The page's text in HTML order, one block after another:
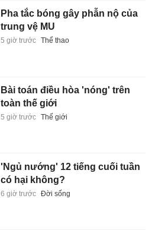
Pha tắc bóng gây phẫn nộ của
trung vệ MU
5 giờ trước Thể thao
Bài toán điều hòa 'nóng' trên
toàn thế giới
5 giờ trước Thế giới
'Ngủ nướng' 12 tiếng cuối tuần
có hại không?
6 giờ trước Đời sống